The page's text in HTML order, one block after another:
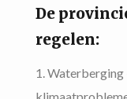
De
regelen:
Waterberging